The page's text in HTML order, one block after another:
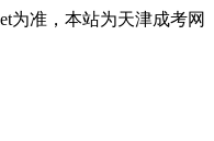
为准，本站为天津成考网